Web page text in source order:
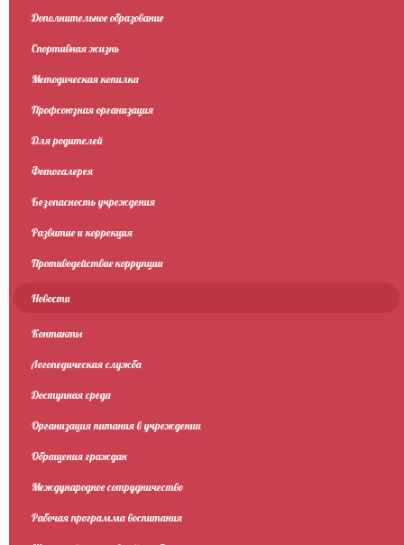
Дополнительное образование
Спортивная жизнь
Методическая копилка
Профсоюзная организация
Для родителей
Фотогалерея
Безопасность учреждения
Развитие и коррекция
Противодействие коррупции
Новости
Контакты
Логопедическая служба
Доступная среда
Организация питания в учреждении
Обращения граждан
Международное сотрудничество
Рабочая программа воспитания